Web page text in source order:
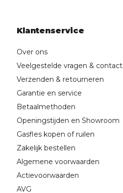
Klantenservice
Over ons
Veelgestelde vragen & contact
Verzenden & retourneren
Garantie en service
Betaalmethoden
Openingstijden en Showroom
Gasfles kopen of ruilen
Zakelijk bestellen
Algemene voorwaarden
Actievoorwaarden
AVG